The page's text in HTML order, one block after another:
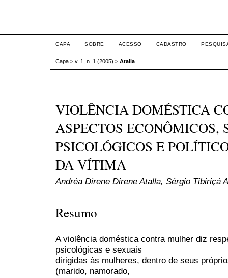
CAPA SOBRE ACESSO CADASTRO
Capa > v. 1, n. 1 (2005) > Atalla
VIOLÊNCIA DOMÉSTICA
ASPECTOS ECONÔMICOS,
PSICOLÓGICOS E
DA VÍTIMA
Andréa Direne Direne Atalla, Sérgio Tibiriçá
Resumo
A violência doméstica contra mulher diz
psicológicas e sexuais
dirigidas às mulheres, dentro de seus
(marido, namorado,